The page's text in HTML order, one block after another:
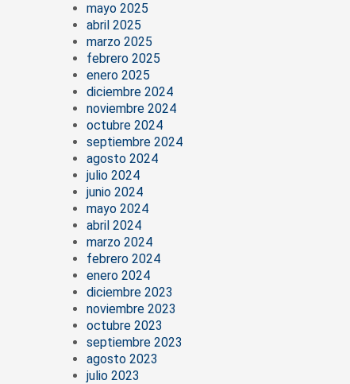
mayo 2025
abril 2025
marzo 2025
febrero 2025
enero 2025
diciembre 2024
noviembre 2024
octubre 2024
septiembre 2024
agosto 2024
julio 2024
junio 2024
mayo 2024
abril 2024
marzo 2024
febrero 2024
enero 2024
diciembre 2023
noviembre 2023
octubre 2023
septiembre 2023
agosto 2023
julio 2023